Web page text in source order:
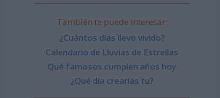
También te puede interesar:
¿Cuántos días llevo vivido?
Calendario de Lluvias de Estrellas
Qué famosos cumplen años hoy
¿Qué día crearías tu?